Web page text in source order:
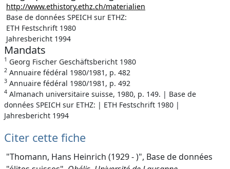
http://www.ethistory.ethz.ch/materialien
Base de données SPEICH sur ETHZ:
ETH Festschrift 1980
Jahresbericht 1994
Mandats
1 Georg Fischer Geschäftsbericht 1980
2 Annuaire fédéral 1980/1981, p. 482
3 Annuaire fédéral 1980/1981, p. 492
4 Almanach universitaire suisse, 1980, p. 149. | Base de
données SPEICH sur ETHZ: | ETH Festschrift 1980 |
Jahresbericht 1994
Citer cette fiche
"Thomann, Hans Heinrich (1929 - )", Base de données